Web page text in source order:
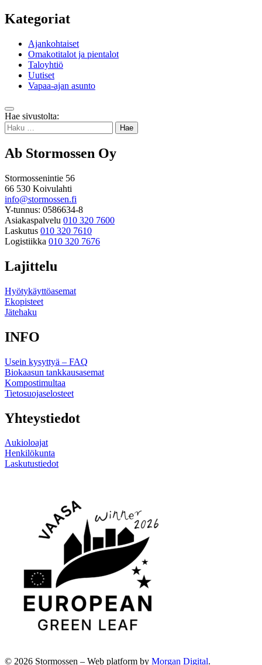
Kategoriat
Ajankohtaiset
Omakotitalot ja pientalot
Taloyhtiö
Uutiset
Vapaa-ajan asunto
Takaisin
ylös
Hae sivustolta:
Haku:
Ab Stormossen Oy
Stormossenintie 56
66 530 Koivulahti
info@stormossen.fi
Y-tunnus: 0586634-8
Asiakaspalvelu 010 320 7600
Laskutus 010 320 7610
Logistiikka 010 320 7676
Lajittelu
Hyötykäyttöasemat
Ekopisteet
Jätehaku
INFO
Usein kysyttyä – FAQ
Biokaasun tankkausasemat
Kompostimultaa
Tietosuojaselosteet
Yhteystiedot
Aukioloajat
Henkilökunta
Laskutustiedot
© 2026 Stormossen – Web platform by Morgan Digital.